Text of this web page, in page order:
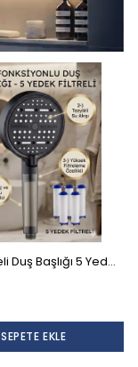
Nova Filtreli Duş Başlığı 5 Yedek Filtre | Su Arıtmalı, Klor Ve Kireç Önleyici, Yüksek Basınçlı
SEPETE EKLE